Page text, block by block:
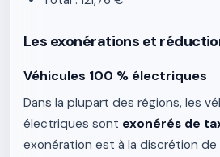
Les exonérations et
Véhicules 100 % électriques
Dans la plupart des régions, les
électriques sont exonérés de
exonération est à la discrétion de